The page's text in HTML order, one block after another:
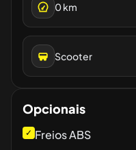
0km
Scooter
Opcionais
✓ Freios ABS